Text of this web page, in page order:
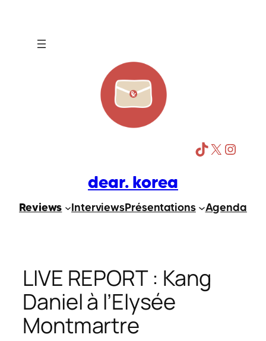
contenu
TikTok X Instagram
dear. korea
Reviews InterviewsPrésentations Agenda
LIVE REPORT : Kang
Daniel à l’Elysée
Montmartre